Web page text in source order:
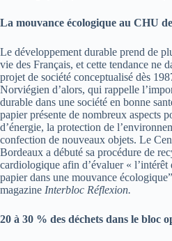
La mouvance écologique au CHU
Le développement durable prend de
vie des Français, et cette tendance ne
projet de société conceptualisé dès
Norviégien d’alors, qui rappelle
durable dans une société en bonne
papier présente de nombreux aspects
d’énergie, la protection de
confection de nouveaux objets. Le
Bordeaux a débuté sa procédure de
cardiologique afin d’évaluer «
papier dans une mouvance
magazine Interbloc Réflexion.
20 à 30 % des déchets dans le bloc